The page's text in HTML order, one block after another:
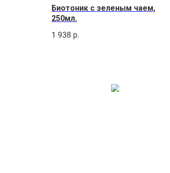
Биотоник с зеленым чаем,
250мл.
1 938 р.